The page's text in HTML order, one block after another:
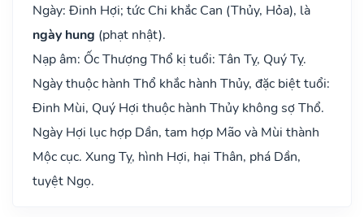
Ngày: Đinh Hợi; tức Chi khắc Can (Thủy, Hỏa), là
ngày hung (phạt nhật).
Nạp âm: Ốc Thượng Thổ kị tuổi: Tân Tỵ, Quý Tỵ.
Ngày thuộc hành Thổ khắc hành Thủy, đặc biệt tuổi:
Đinh Mùi, Quý Hợi thuộc hành Thủy không sợ Thổ.
Ngày Hợi lục hợp Dần, tam hợp Mão và Mùi thành
Mộc cục. Xung Tỵ, hình Hợi, hại Thân, phá Dần,
tuyệt Ngọ.